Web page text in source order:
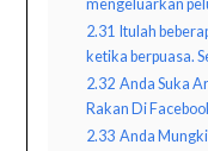
mengeluarkan
2.31 Itulah
ketika berpuasa.
2.32 Anda Suka
Rakan Di
2.33 Anda